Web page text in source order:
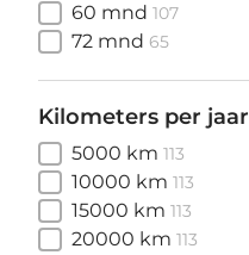
60 mnd 107
72 mnd 65
Kilometers per jaar
5000 km 113
10000 km 113
15000 km 113
20000 km 113